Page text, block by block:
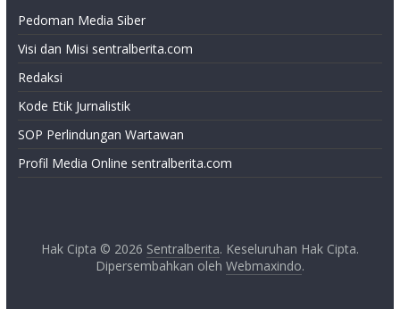
Pedoman Media Siber
Visi dan Misi sentralberita.com
Redaksi
Kode Etik Jurnalistik
SOP Perlindungan Wartawan
Profil Media Online sentralberita.com
Hak Cipta © 2026 Sentralberita. Keseluruhan Hak Cipta.
Dipersembahkan oleh Webmaxindo.